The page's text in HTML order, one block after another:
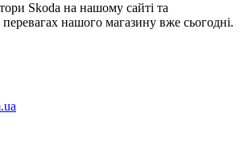
Skoda на нашому сайті та
перевагах нашого магазину вже сьогодні.